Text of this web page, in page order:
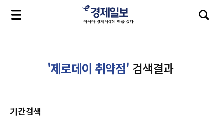
'제로데이 취약점' 검색결과
기간검색